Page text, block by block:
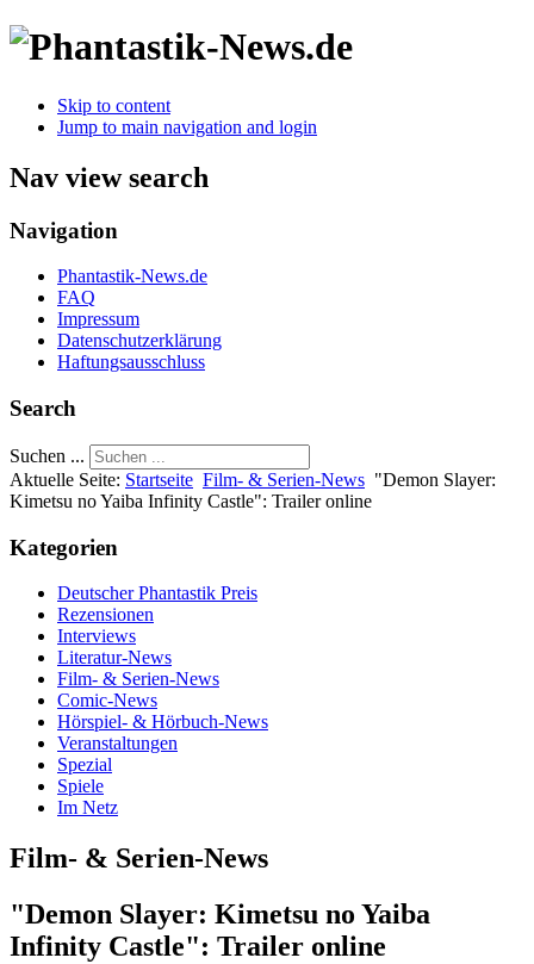
Skip to content
Jump to main navigation and login
Nav view search
Navigation
Phantastik-News.de
FAQ
Impressum
Datenschutzerklärung
Haftungsausschluss
Search
Suchen ...
Aktuelle Seite: Startseite Film- & Serien-News "Demon Slayer:
Kimetsu no Yaiba Infinity Castle": Trailer online
Kategorien
Deutscher Phantastik Preis
Rezensionen
Interviews
Literatur-News
Film- & Serien-News
Comic-News
Hörspiel- & Hörbuch-News
Veranstaltungen
Spezial
Spiele
Im Netz
Film- & Serien-News
"Demon Slayer: Kimetsu no Yaiba
Infinity Castle": Trailer online